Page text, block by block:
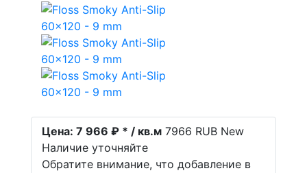
Цена: 7 966 ₽ * / кв.м 7966 RUB New
Наличие уточняйте
Обратите внимание, что добавление в